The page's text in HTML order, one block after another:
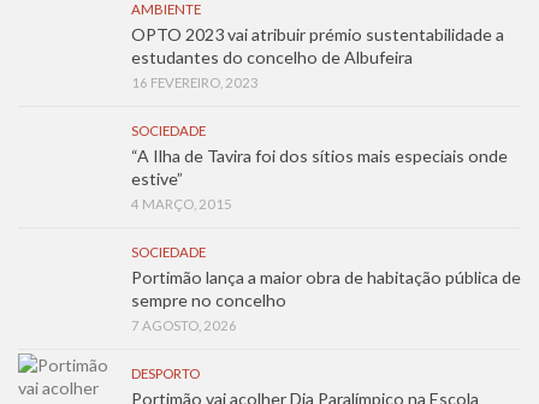
AMBIENTE
OPTO 2023 vai atribuir prémio sustentabilidade a
estudantes do concelho de Albufeira
16 FEVEREIRO, 2023
SOCIEDADE
“A Ilha de Tavira foi dos sítios mais especiais onde
estive”
4 MARÇO, 2015
SOCIEDADE
Portimão lança a maior obra de habitação pública de
sempre no concelho
7 AGOSTO, 2026
DESPORTO
Portimão vai acolher Dia Paralímpico na Escola